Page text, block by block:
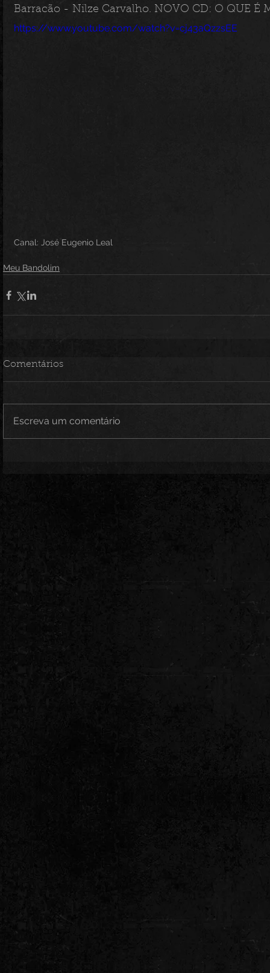
Barracão - Nilze Carvalho. NOVO CD: O QUE É
https://www.youtube.com/watch?v=cj43aQzzsEE
Canal: José Eugenio Leal
Meu Bandolim
Comentários
Escreva um comentário